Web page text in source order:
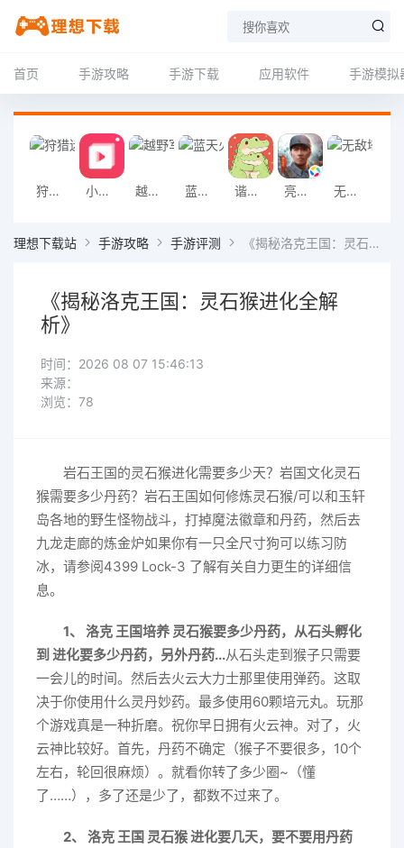
首页 手游攻略 手游下载 应用软件 手游模拟
狩猎迷城恐龙大战游戏 小影记app 越野军事卡车司机游戏 蓝天火龙传奇安卓版 谐音梗游戏 亮剑2026官方版 无敌塔防王游戏
理想下载站 手游攻略 手游评测 《揭秘洛克王国：灵石猴进化全解析》
《揭秘洛克王国：灵石猴进化全解
析》
时间：2026 08 07 15:46:13
来源：
浏览：78
岩石王国的灵石猴进化需要多少天？岩国文化灵石
猴需要多少丹药？岩石王国如何修炼灵石猴/可以和玉轩
岛各地的野生怪物战斗，打掉魔法徽章和丹药，然后去
九龙走廊的炼金炉如果你有一只全尺寸狗可以练习防
冰，请参阅4399 Lock-3 了解有关自力更生的详细信
息。
1、 洛克 王国培养 灵石猴要多少丹药，从石头孵化
到 进化要多少丹药，另外丹药...从石头走到猴子只需要
一会儿的时间。然后去火云大力士那里使用弹药。这取
决于你使用什么灵丹妙药。最多使用60颗培元丸。玩那
个游戏真是一种折磨。祝你早日拥有火云神。对了，火
云神比较好。首先，丹药不确定（猴子不要很多，10个
左右，轮回很麻烦）。就看你转了多少圈~（懂
了……），多了还是少了，都数不过来了。
2、 洛克 王国 灵石猴 进化要几天，要不要用丹药